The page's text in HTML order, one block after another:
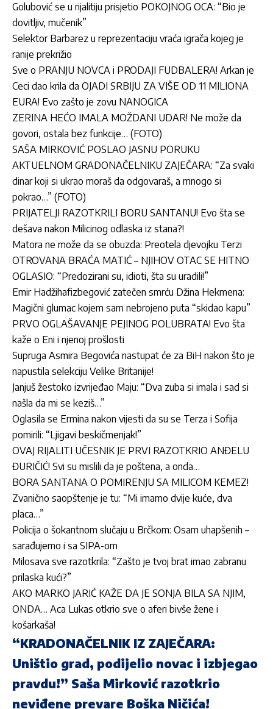
Golubović se u rijalitiju prisjetio POKOJNOG OCA: “Bio je
dovitljiv, mučenik”
Selektor Barbarez u reprezentaciju vraća igrača kojeg je
ranije prekrižio
Sve o PRANJU NOVCA i PRODAJI FUDBALERA! Arkan je
Ceci dao krila da OJADI SRBIJU ZA VIŠE OD 11 MILIONA
EURA! Evo zašto je zovu NANOGICA
ZERINA HEĆO IMALA MOŽDANI UDAR! Ne može da
govori, ostala bez funkcije… (FOTO)
SAŠA MIRKOVIĆ POSLAO JASNU PORUKU
AKTUELNOM GRADONAČELNIKU ZAJEČARA: “Za svaki
dinar koji si ukrao moraš da odgovaraš, a mnogo si
pokrao…” (FOTO)
PRIJATELJI RAZOTKRILI BORU SANTANU! Evo šta se
dešava nakon Milicinog odlaska iz stana?!
Matora ne može da se obuzda: Preotela djevojku Terzi
OTROVANA BRAĆA MATIĆ – NJIHOV OTAC SE HITNO
OGLASIO: “Predozirani su, idioti, šta su uradili!”
Emir Hadžihafizbegović zatečen smrću Džina Hekmena:
Magični glumac kojem sam nebrojeno puta “skidao kapu”
PRVO OGLAŠAVANJE PEJINOG POLUBRATA! Evo šta
kaže o Eni i njenoj prošlosti
Supruga Asmira Begovića nastupat će za BiH nakon što je
napustila selekciju Velike Britanije!
Janjuš žestoko izvrijeđao Maju: “Dva zuba si imala i sad si
našla da mi se keziš…”
Oglasila se Ermina nakon vijesti da su se Terza i Sofija
pomirili: “Ljigavi beskičmenjak!”
OVAJ RIJALITI UČESNIK JE PRVI RAZOTKRIO ANĐELU
ĐURIČIĆ! Svi su mislili da je poštena, a onda…
BORA SANTANA O POMIRENJU SA MILICOM KEMEZ!
Zvanično saopštenje je tu: “Mi imamo dvije kuće, dva
placa…”
Policija o šokantnom slučaju u Brčkom: Osam uhapšenih –
sarađujemo i sa SIPA-om
Milosava sve razotkrila: “Zašto je tvoj brat imao zabranu
prilaska kući?”
AKO MARKO JARIĆ KAŽE DA JE SONJA BILA SA NJIM,
ONDA… Aca Lukas otkrio sve o aferi bivše žene i
košarkaša!
“KRADONAČELNIK IZ ZAJEČARA:
Uništio grad, podijelio novac i izbjegao
pravdu!” Saša Mirković razotkrio
neviđene prevare Boška Ničića!